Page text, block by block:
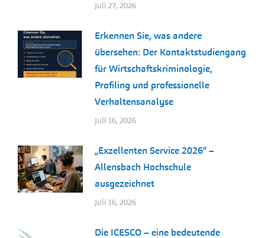
Juli 27, 2026
Erkennen Sie, was andere
übersehen: Der Kontaktstudiengang
für Wirtschaftskriminologie,
Profiling und professionelle
Verhaltensanalyse
Juli 16, 2026
„Exzellenten Service 2026“ –
Allensbach Hochschule
ausgezeichnet
Juli 16, 2026
Die ICESCO – eine bedeutende